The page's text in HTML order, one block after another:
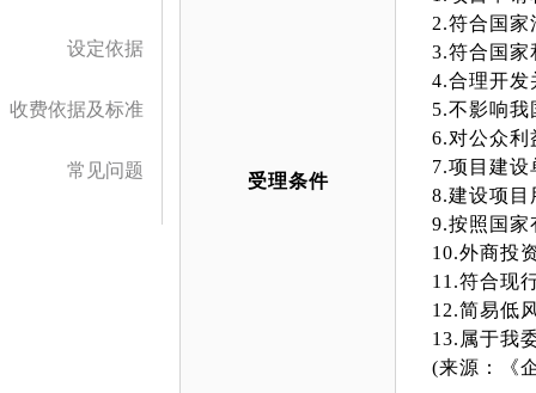
设定依据
收费依据及标准
常见问题
受理条件
2.符合国
3.符合国家
4.合理开发
5.不影响
6.对公众利
7.项目建
8.建设项目
9.按照国家
10.外商投
11.符合现
12.简易低
13.属于我
(来源：《